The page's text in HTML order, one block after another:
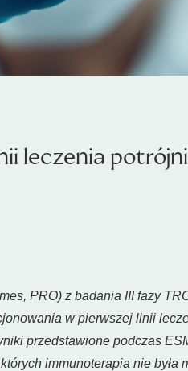
leczenia
PRO) z badania III fazy
w pierwszej linii
przedstawione podczas
immunoterapia nie była